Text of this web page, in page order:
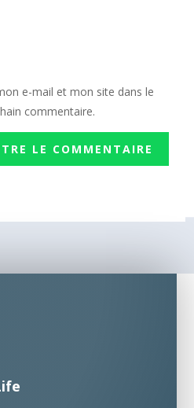
e-mail et mon site dans le
commentaire.
LE COMMENTAIRE